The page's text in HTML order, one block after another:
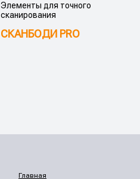
СКАНБОДИ PRO
Элементы для точного
сканирования
Главная